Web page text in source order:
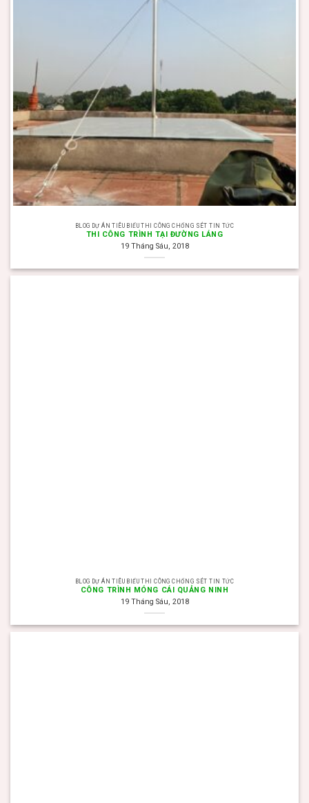
BLOG DỰ ÁN TIÊU BIỂU THI CÔNG CHỐNG SÉT TIN TỨC
THI CÔNG TRÌNH TẠI ĐƯỜNG LÁNG
19 Tháng Sáu, 2018
BLOG DỰ ÁN TIÊU BIỂU THI CÔNG CHỐNG SÉT TIN TỨC
CÔNG TRÌNH MÓNG CÁI QUẢNG NINH
19 Tháng Sáu, 2018